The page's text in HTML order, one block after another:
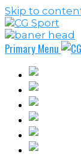
Skip to
Primary Menu